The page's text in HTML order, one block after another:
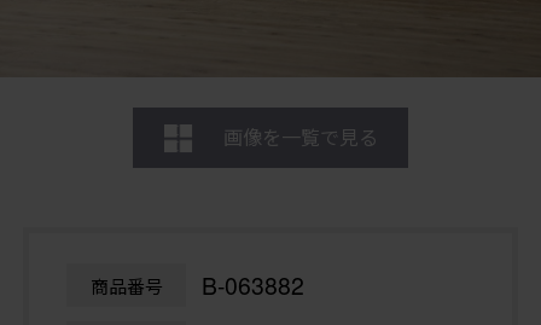
画像を一覧で見る
商品番号 B-063882